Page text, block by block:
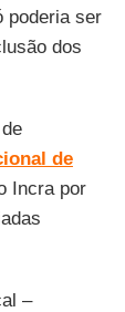
poderia ser
dos
de
Incra por
–